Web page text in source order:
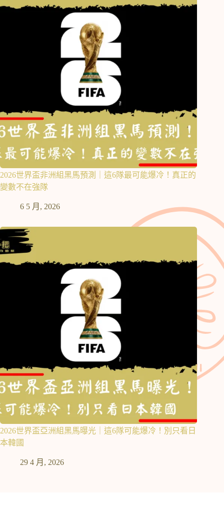
2026世界盃非洲組黑馬預測｜這6隊最可能爆冷！真正的
變數不在強隊
6 5 月, 2026
2026世界盃亞洲組黑馬曝光｜這6隊可能爆冷！別只看日
本韓國
29 4 月, 2026